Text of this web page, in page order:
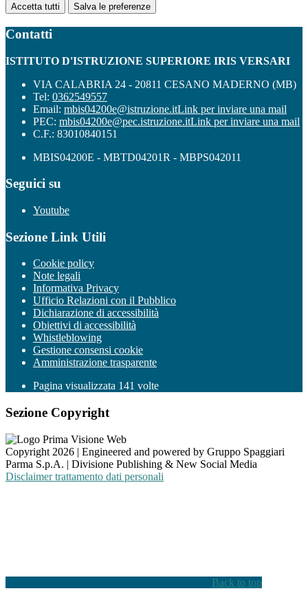
Accetta tutti Salva le preferenze
Contatti
ISTITUTO D'ISTRUZIONE SUPERIORE IRIS VERSARI
VIA CALABRIA 24 - 20811 CESANO MADERNO (MB)
Tel: 0362549557
Email: mbis04200e@istruzione.itLink per inviare una mail
PEC: mbis04200e@pec.istruzione.itLink per inviare una mail
C.F.: 83010840151
MBIS04200E - MBTD04201R - MBPS042011
Seguici su
Youtube
Sezione Link Utili
Cookie policy
Note legali
Informativa Privacy
Ufficio Relazioni con il Pubblico
Dichiarazione di accessibilità
Obiettivi di accessibilità
Whistleblowing
Gestione consensi cookie
Amministrazione trasparente
Pagina visualizzata 141 volte
Sezione Copyright
Copyright 2026 | Engineered and powered by Gruppo Spaggiari
Parma S.p.A. | Divisione Publishing & New Social Media
Disclaimer trattamento dati personali
Back to top